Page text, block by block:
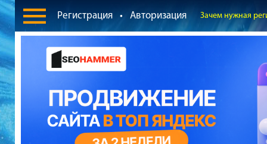
Регистрация • Авторизация Зачем нужная